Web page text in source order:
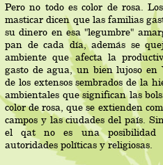
Pero no todo es color de rosa.
masticar dicen que las familias
su dinero en esa "legumbre"
pan de cada día, además se
ambiente que afecta la
gasto de agua, un bien lujoso en
de los extensos sembrados de la
ambientales que significan las
color de rosa, que se extienden
campos y las ciudades del país.
el qat no es una posibilidad
autoridades políticas y religiosas.